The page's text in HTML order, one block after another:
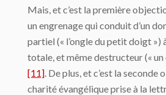
Mais, et c’est la première
un engrenage qui conduit d’un
partiel (« l’ongle du petit doigt »)
totale, et même destructeur («
[11] . De plus, et c’est la
charité évangélique prise à la